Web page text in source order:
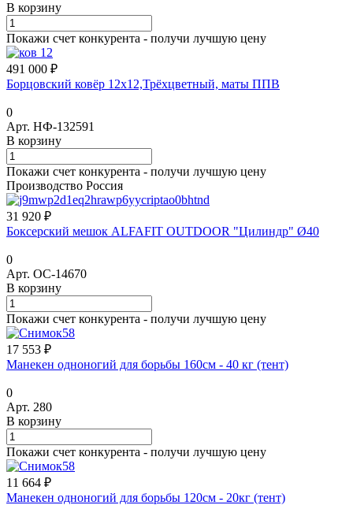
В корзину
Покажи счет конкурента - получи лучшую цену
491 000 ₽
Борцовский ковёр 12х12,Трёхцветный, маты ППВ
0
Арт. НФ-132591
В корзину
Покажи счет конкурента - получи лучшую цену
Производство Россия
31 920 ₽
Боксерский мешок ALFAFIT OUTDOOR "Цилиндр" Ø40
0
Арт. ОС-14670
В корзину
Покажи счет конкурента - получи лучшую цену
17 553 ₽
Манекен одноногий для борьбы 160см - 40 кг (тент)
0
Арт. 280
В корзину
Покажи счет конкурента - получи лучшую цену
11 664 ₽
Манекен одноногий для борьбы 120см - 20кг (тент)